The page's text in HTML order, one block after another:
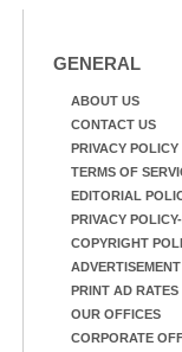
GENERAL
ABOUT US
CONTACT US
PRIVACY POLICY
TERMS OF
EDITORIAL
PRIVACY
COPYRIGHT
PRINT AD RATES
OUR OFFICES
CORPORATE